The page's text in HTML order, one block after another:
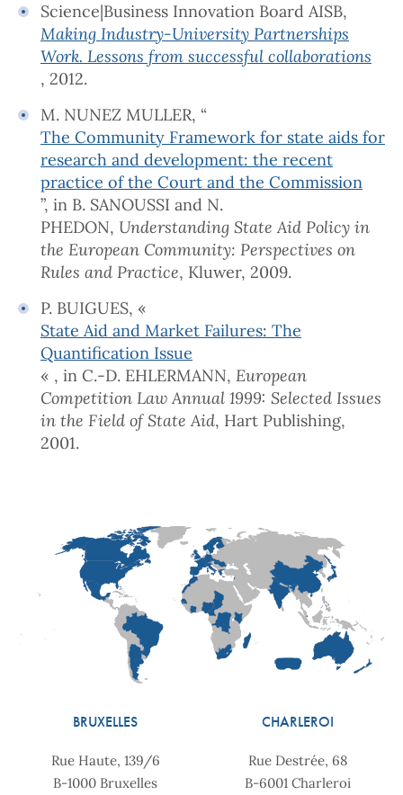
Science|Business Innovation Board AISB,
Making Industry-University Partnerships
Work. Lessons from successful collaborations
, 2012.
M. NUNEZ MULLER, “
The Community Framework for state aids for
research and development: the recent
practice of the Court and the Commission
”, in B. SANOUSSI and N.
PHEDON, Understanding State Aid Policy in
the European Community: Perspectives on
Rules and Practice, Kluwer, 2009.
P. BUIGUES, «
State Aid and Market Failures: The
Quantification Issue
« , in C.-D. EHLERMANN, European
Competition Law Annual 1999: Selected Issues
in the Field of State Aid, Hart Publishing,
2001.
BRUXELLES
Rue Haute, 139/6
B-1000 Bruxelles
CHARLEROI
Rue Destrée, 68
B-6001 Charleroi